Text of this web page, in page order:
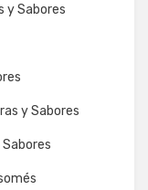
y Sabores
y Sabores